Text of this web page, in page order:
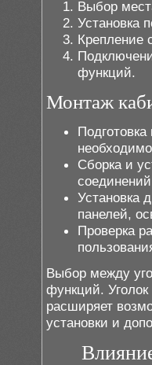
Выбор
Установка
Крепление
функций.
Монтаж
Сборка и
Установка
панелей,
Проверка
Выбор между
функций. Уголок
расширяет
установки и